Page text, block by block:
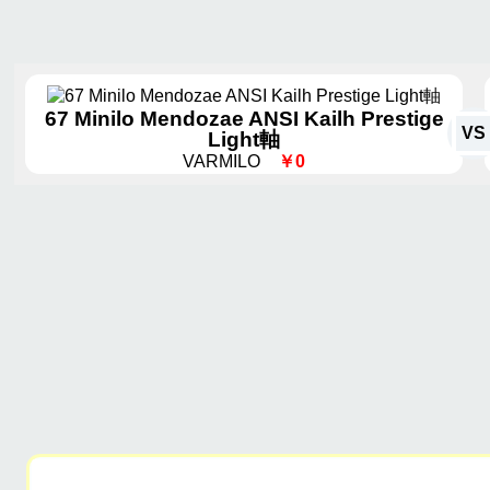
67 Minilo Mendozae ANSI Kailh Prestige
Light軸
VARMILO ￥0
VS